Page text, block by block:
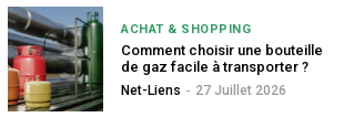
ACHAT & SHOPPING
Comment choisir une bouteille
de gaz facile à transporter ?
Net-Liens - 27 Juillet 2026